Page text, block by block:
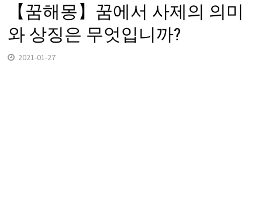
【꿈해몽】꿈에서 사제의 의미
와 상징은 무엇입니까?
2021-01-27